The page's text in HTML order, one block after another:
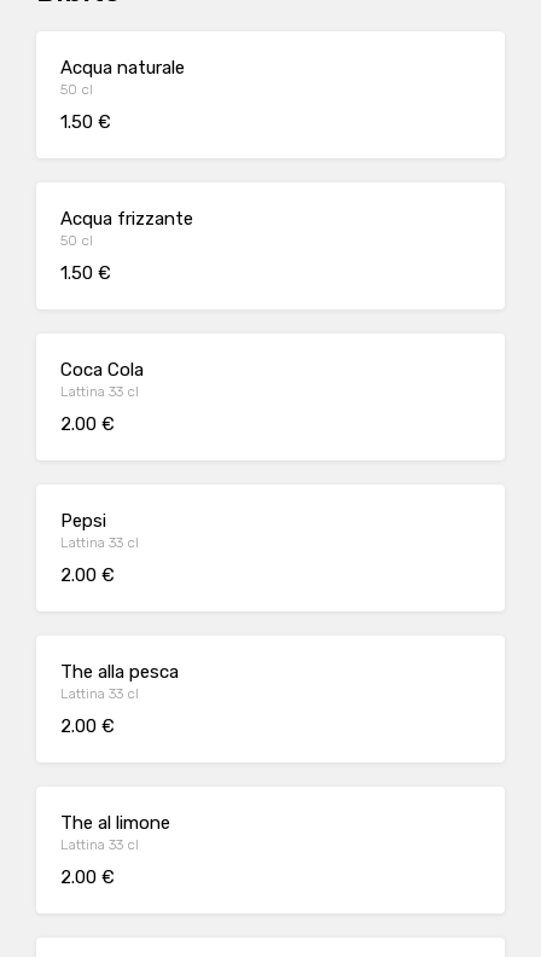
Acqua naturale
50 cl
1.50 €
Acqua frizzante
50 cl
1.50 €
Coca Cola
Lattina 33 cl
2.00 €
Pepsi
Lattina 33 cl
2.00 €
The alla pesca
Lattina 33 cl
2.00 €
The al limone
Lattina 33 cl
2.00 €